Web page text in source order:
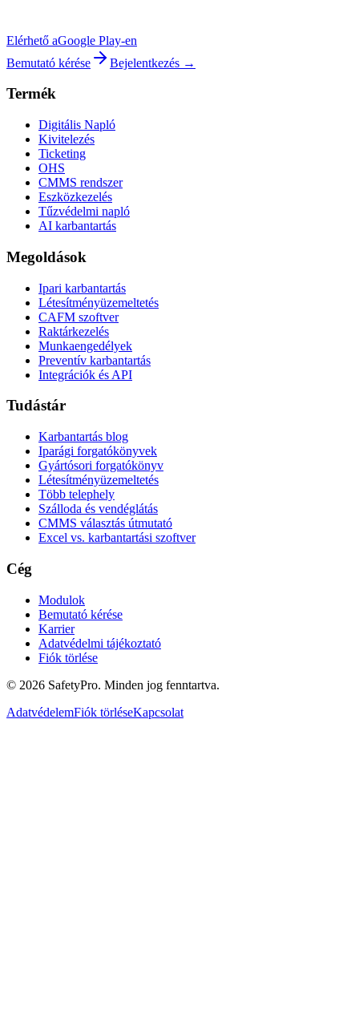
Elérhető aGoogle Play-en
Bemutató kérése
Bejelentkezés →
Termék
Digitális Napló
Kivitelezés
Ticketing
OHS
CMMS rendszer
Eszközkezelés
Tűzvédelmi napló
AI karbantartás
Megoldások
Ipari karbantartás
Létesítményüzemeltetés
CAFM szoftver
Raktárkezelés
Munkaengedélyek
Preventív karbantartás
Integrációk és API
Tudástár
Karbantartás blog
Iparági forgatókönyvek
Gyártósori forgatókönyv
Létesítményüzemeltetés
Több telephely
Szálloda és vendéglátás
CMMS választás útmutató
Excel vs. karbantartási szoftver
Cég
Modulok
Bemutató kérése
Karrier
Adatvédelmi tájékoztató
Fiók törlése
© 2026 SafetyPro. Minden jog fenntartva.
AdatvédelemFiók törléseKapcsolat